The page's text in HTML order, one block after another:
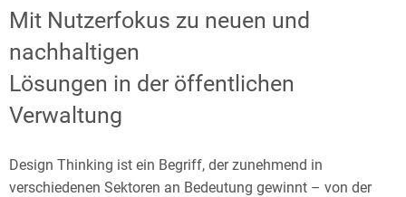
Design
Thinking
Mit Nutzerfokus zu neuen und
nachhaltigen
Lösungen in der öffentlichen
Verwaltung
Design Thinking ist ein Begriff, der zunehmend in
verschiedenen Sektoren an Bedeutung gewinnt – von der